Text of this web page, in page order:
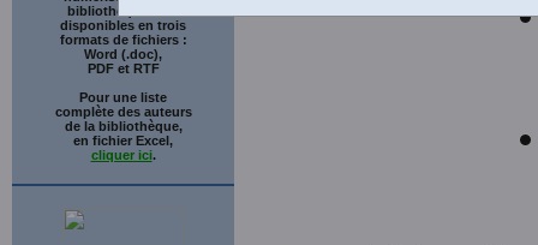
bibliothèque sont
disponibles en trois
formats de fichiers :
Word (.doc),
PDF et RTF
Pour une liste
complète des auteurs
de la bibliothèque,
en fichier Excel,
cliquer ici.